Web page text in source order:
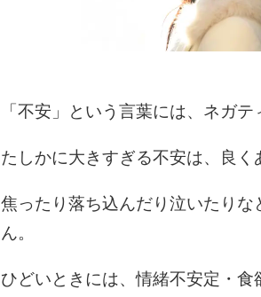
「不安」という言葉には、ネガ
たしかに大きすぎる不安は、良く
焦ったり落ち込んだり泣いたり
ん。
ひどいときには、情緒不安定・